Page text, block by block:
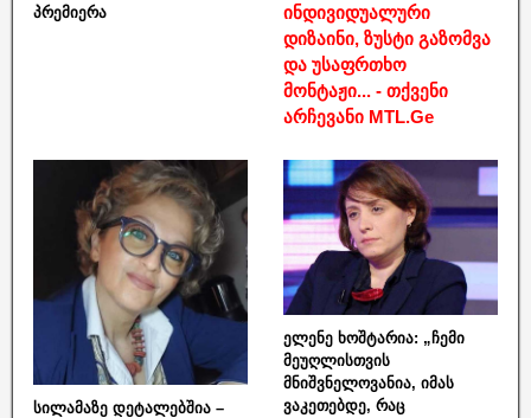
პრემიერა
ინდივიდუალური
დიზაინი, ზუსტი გაზომვა
და უსაფრთხო
მონტაჟი... - თქვენი
არჩევანი MTL.Ge
სილამაზე დეტალებშია –
ელენე ხოშტარია: „ჩემი
მეუღლისთვის
მნიშვნელოვანია, იმას
ვაკეთებდე, რაც